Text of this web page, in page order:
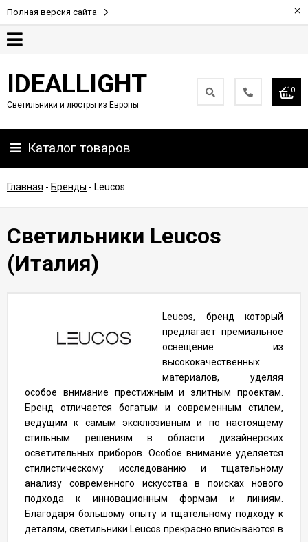
Полная версия сайта ×
Партнерам
Доставка
IDEALLIGHT
Светильники и люстры из Европы
0
Каталог товаров
Главная - Бренды - Leucos
Светильники Leucos
(Италия)
Leucos, бренд который
предлагает премиальное
освещение из
высококачественных
материалов, уделяя
особое внимание престижным и элитным проектам.
Бренд отличается богатым и современным стилем,
ведущим к самым эксклюзивным и по настоящему
стильным решениям в области дизайнерских
осветительных приборов. Особое внимание уделяется
стилистическому исследованию и тщательному
анализу современного искусства в поисках нового
подхода к инновационным формам и линиям.
Благодаря большому опыту и тщательному подходу к
деталям, светильники Leucos прекрасно вписываются в